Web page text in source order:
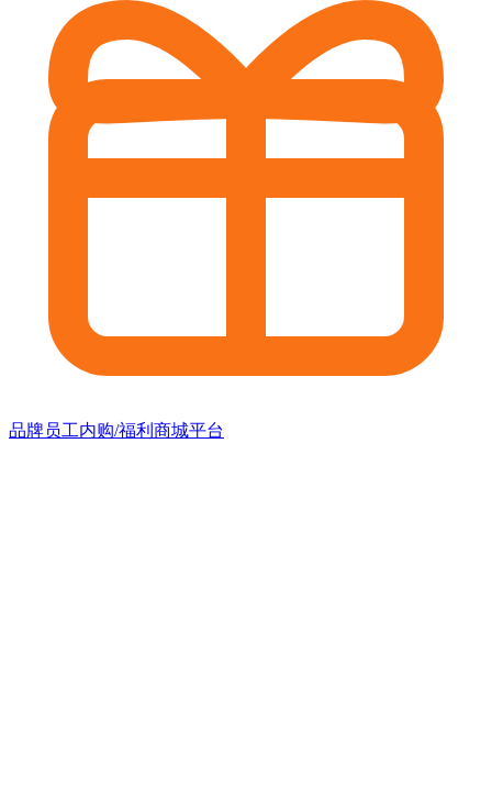
品牌员工内购/福利商城平台